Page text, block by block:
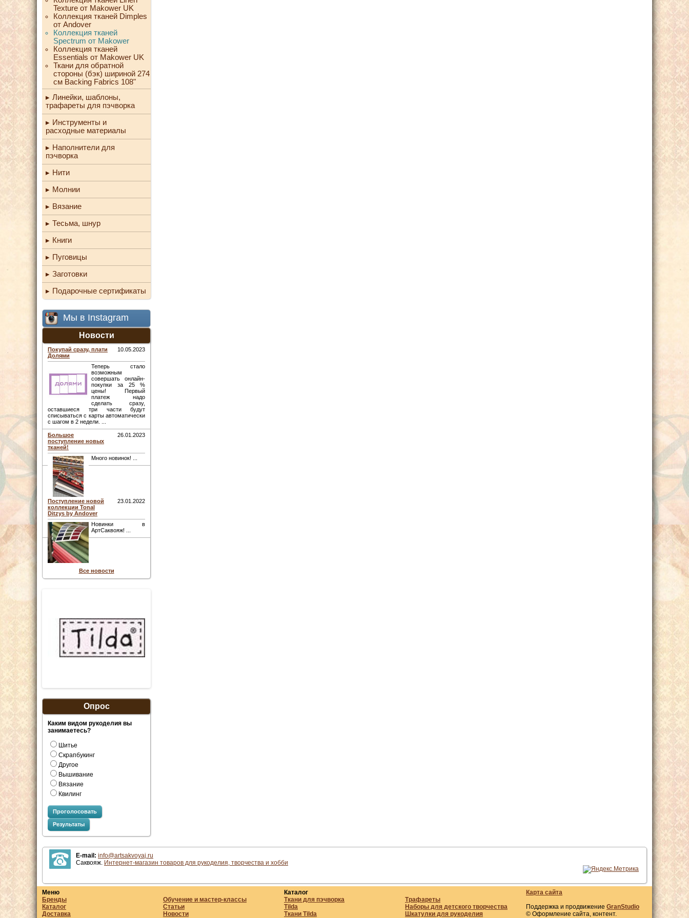
Texture от Makower UK
Коллекция тканей Dimples
от Andover
Коллекция тканей
Spectrum от Makower
Коллекция тканей
Essentials от Makower UK
Ткани для обратной
стороны (бэк) шириной 274
см Backing Fabrics 108"
Линейки, шаблоны,
трафареты для пэчворка
Инструменты и
расходные материалы
Наполнители для
пэчворка
Нити
Молнии
Вязание
Тесьма, шнур
Книги
Пуговицы
Заготовки
Подарочные сертификаты
Мы в Instagram
Новости
Покупай сразу, плати
Долями
10.05.2023
Теперь стало
возможным
совершать онлайн-
покупки за 25 %
цены! Первый
платеж надо
сделать сразу,
оставшиеся три части будут
списываться с карты автоматически
с шагом в 2 недели. ...
Большое
поступление новых
тканей!
26.01.2023
Много новинок! ...
Поступление новой
коллекции Tonal
Ditzys by Andover
23.01.2022
Новинки в
АртСаквояж! ...
Все новости
Опрос
Каким видом рукоделия вы
занимаетесь?
Шитье
Скрапбукинг
Другое
Вышивание
Вязание
Квилинг
Проголосовать
Результаты
E-mail: info@artsakvoyaj.ru
Саквояж. Интернет-магазин товаров для рукоделия, творчества и хобби
Меню
Бренды
Каталог
Доставка
Обучение и мастер-классы
Статьи
Новости
Каталог
Ткани для пэчворка
Tilda
Ткани Tilda
Трафареты
Наборы для детского творчества
Шкатулки для рукоделия
Карта сайта
Поддержка и продвижение GranStudio
© Оформление сайта, контент.